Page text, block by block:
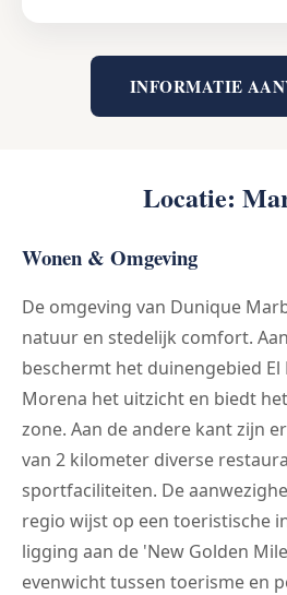
INFORMATIE
Locatie:
Wonen & Omgeving
De omgeving van Dunique
natuur en stedelijk comfort.
beschermt het duinengebied El
Morena het uitzicht en biedt
zone. Aan de andere kant zijn
van 2 kilometer diverse
sportfaciliteiten. De
regio wijst op een toeristische
ligging aan de 'New Golden
evenwicht tussen toerisme en